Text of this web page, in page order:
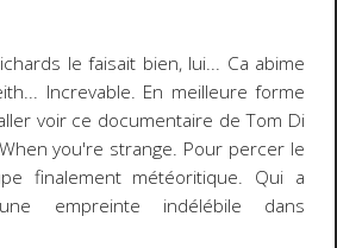
le faisait bien, lui... Ca abime
Increvable. En meilleure forme
voir ce documentaire deTom Di
When you're strange. Pour percer le
finalement météoritique. Qui a
empreinte indélébile dans